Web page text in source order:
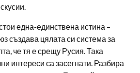
една-единствена истина –
създава цялата си система за
че тя е срещу Русия. Така
интереси са засегнати. Разбира